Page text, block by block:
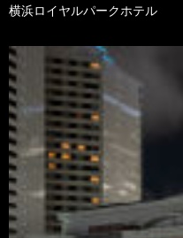
横浜ロイヤルパークホテル